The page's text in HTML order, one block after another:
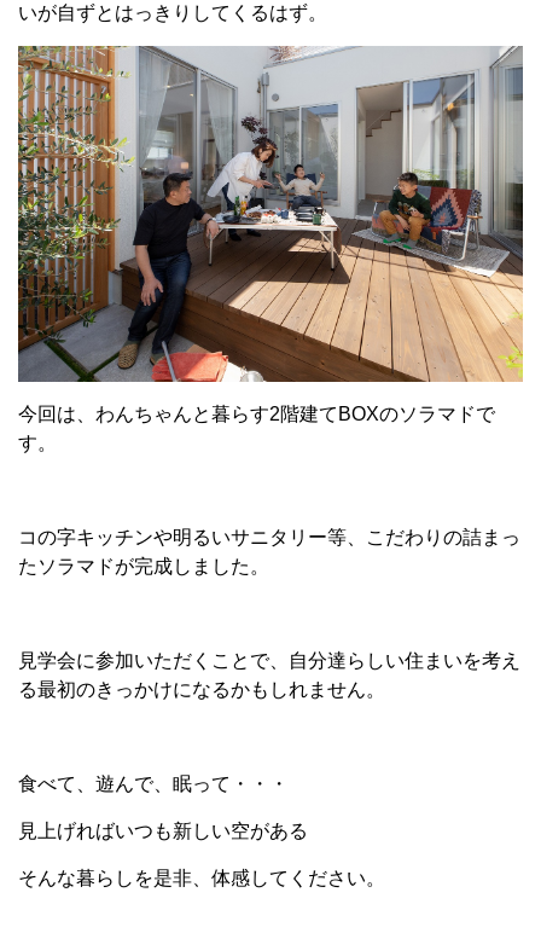
いが自ずとはっきりしてくるはず。
今回は、わんちゃんと暮らす2階建てBOXのソラマドで
す。
コの字キッチンや明るいサニタリー等、こだわりの詰まっ
たソラマドが完成しました。
見学会に参加いただくことで、自分達らしい住まいを考え
る最初のきっかけになるかもしれません。
食べて、遊んで、眠って・・・
見上げればいつも新しい空がある
そんな暮らしを是非、体感してください。